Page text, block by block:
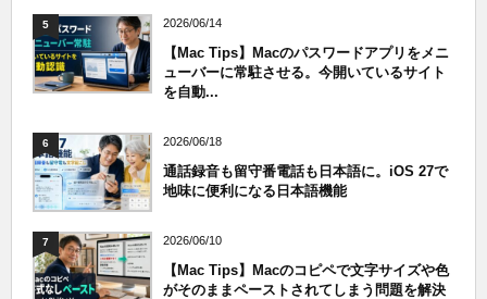
5 2026/06/14
【Mac Tips】Macのパスワードアプリをメニ
ューバーに常駐させる。今開いているサイト
を自動...
6 2026/06/18
通話録音も留守番電話も日本語に。iOS 27で
地味に便利になる日本語機能
7 2026/06/10
【Mac Tips】Macのコピペで文字サイズや色
がそのままペーストされてしまう問題を解決